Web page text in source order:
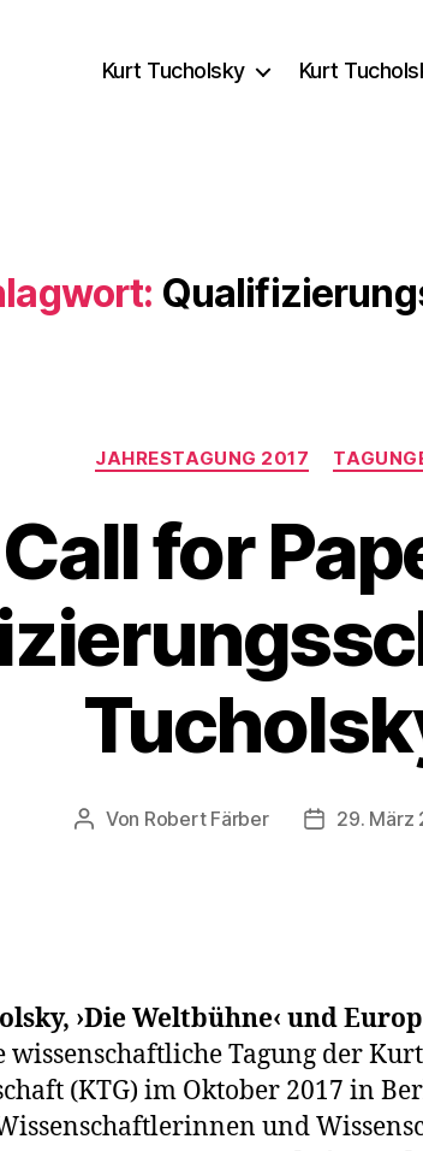
Kurt Tucholsky Kurt
Kategorien
JAHRESTAGUNG 2017
Call for
Beitragsautor
Von Robert Färber 29. März
›Die Weltbühne‹ und
wissenschaftliche Tagung der
(KTG) im Oktober 2017 in
und